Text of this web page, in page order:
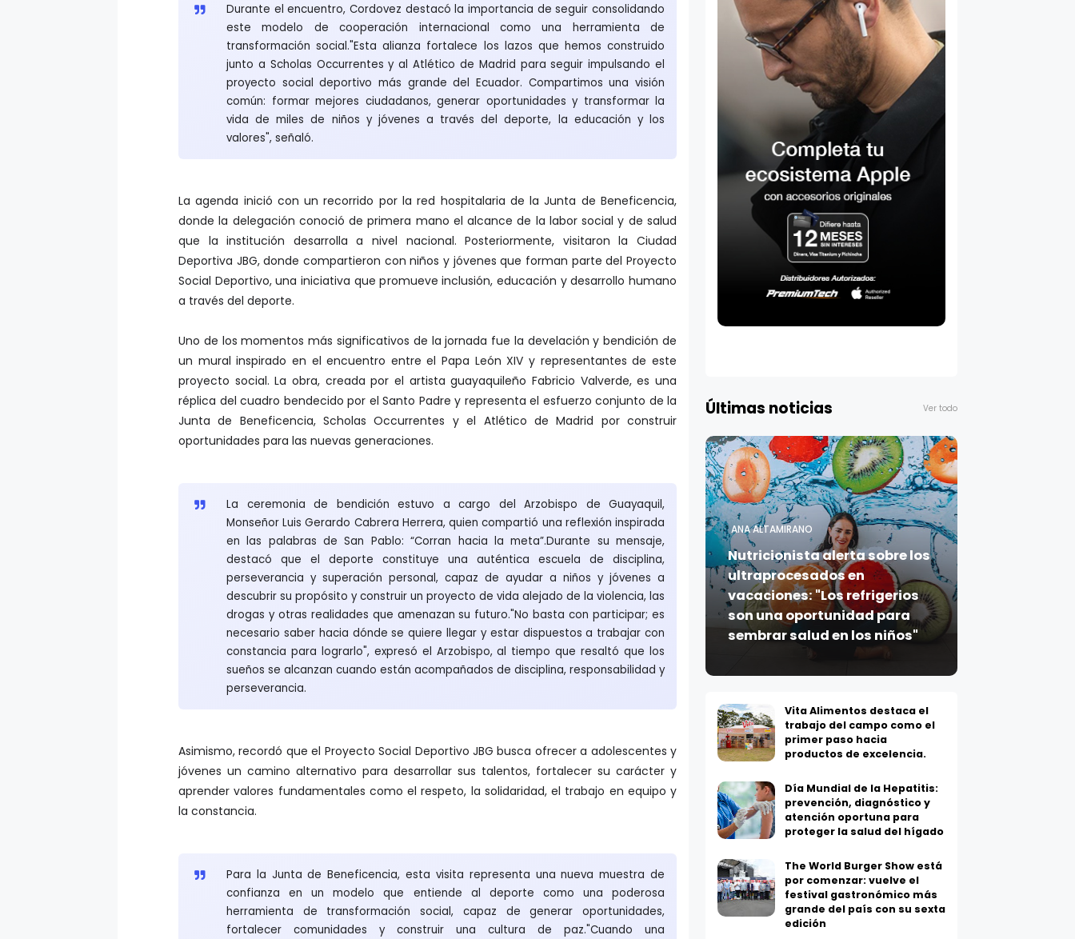
Durante el encuentro, Cordovez destacó la importancia de seguir consolidando
este modelo de cooperación internacional como una herramienta de
transformación social."Esta alianza fortalece los lazos que hemos construido
junto a Scholas Occurrentes y al Atlético de Madrid para seguir impulsando el
proyecto social deportivo más grande del Ecuador. Compartimos una visión
común: formar mejores ciudadanos, generar oportunidades y transformar la
vida de miles de niños y jóvenes a través del deporte, la educación y los
valores", señaló.
La agenda inició con un recorrido por la red hospitalaria de la Junta de Beneficencia,
donde la delegación conoció de primera mano el alcance de la labor social y de salud
que la institución desarrolla a nivel nacional. Posteriormente, visitaron la Ciudad
Deportiva JBG, donde compartieron con niños y jóvenes que forman parte del Proyecto
Social Deportivo, una iniciativa que promueve inclusión, educación y desarrollo humano
a través del deporte.
Uno de los momentos más significativos de la jornada fue la develación y bendición de
un mural inspirado en el encuentro entre el Papa León XIV y representantes de este
proyecto social. La obra, creada por el artista guayaquileño Fabricio Valverde, es una
réplica del cuadro bendecido por el Santo Padre y representa el esfuerzo conjunto de la
Junta de Beneficencia, Scholas Occurrentes y el Atlético de Madrid por construir
oportunidades para las nuevas generaciones.
La ceremonia de bendición estuvo a cargo del Arzobispo de Guayaquil,
Monseñor Luis Gerardo Cabrera Herrera, quien compartió una reflexión inspirada
en las palabras de San Pablo: “Corran hacia la meta”.Durante su mensaje,
destacó que el deporte constituye una auténtica escuela de disciplina,
perseverancia y superación personal, capaz de ayudar a niños y jóvenes a
descubrir su propósito y construir un proyecto de vida alejado de la violencia, las
drogas y otras realidades que amenazan su futuro."No basta con participar; es
necesario saber hacia dónde se quiere llegar y estar dispuestos a trabajar con
constancia para lograrlo", expresó el Arzobispo, al tiempo que resaltó que los
sueños se alcanzan cuando están acompañados de disciplina, responsabilidad y
perseverancia.
Asimismo, recordó que el Proyecto Social Deportivo JBG busca ofrecer a adolescentes y
jóvenes un camino alternativo para desarrollar sus talentos, fortalecer su carácter y
aprender valores fundamentales como el respeto, la solidaridad, el trabajo en equipo y
la constancia.
Para la Junta de Beneficencia, esta visita representa una nueva muestra de
confianza en un modelo que entiende al deporte como una poderosa
herramienta de transformación social, capaz de generar oportunidades,
fortalecer comunidades y construir una cultura de paz."Cuando una
Últimas noticias Ver todo
ANA ALTAMIRANO
Nutricionista alerta sobre los
ultraprocesados en
vacaciones: "Los refrigerios
son una oportunidad para
sembrar salud en los niños"
Vita Alimentos destaca el
trabajo del campo como el
primer paso hacia
productos de excelencia.
Día Mundial de la Hepatitis:
prevención, diagnóstico y
atención oportuna para
proteger la salud del hígado
The World Burger Show está
por comenzar: vuelve el
festival gastronómico más
grande del país con su sexta
edición